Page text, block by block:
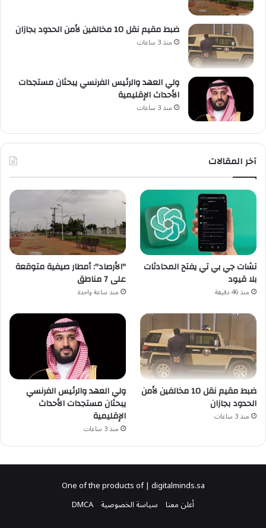
ضبط مقيم نقل 10 مخالفين لأمن الحدود بجازان
منذ 3 ساعات
ولي العهد والرئيس الفرنسي يبحثان مستجدات
الأحداث الإقليمية
منذ 3 ساعات
آخر المقالات
تشات جي بي تي يفتح المحادثات
بلا قيود
منذ 46 دقيقة
"الأرصاد": أمطار صيفية متوقعة
على 7 مناطق
منذ ساعة واحدة
ضبط مقيم نقل 10 مخالفين لأمن
الحدود بجازان
منذ 3 ساعات
ولي العهد والرئيس الفرنسي
يبحثان مستجدات الأحداث
الإقليمية
منذ 3 ساعات
One of the products of | digitalminds.sa
أعلن معنا سياسة الخصوصية DMCA